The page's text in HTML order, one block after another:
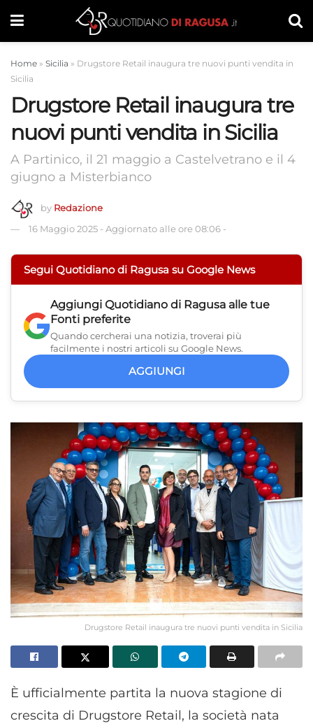
Home » Sicilia » Drugstore Retail inaugura tre nuovi punti vendita in
Sicilia
Drugstore Retail inaugura tre
nuovi punti vendita in Sicilia
A Partinico, il 21 maggio a Castelvetrano e il 4
giugno a Misterbianco
by Redazione
16 Maggio 2025 - Aggiornato alle ore 08:06 -
Segui Quotidiano di Ragusa su Google News
Aggiungi Quotidiano di Ragusa alle tue
Fonti preferite
Quando cercherai una notizia, troverai più
facilmente i nostri articoli su Google News.
AGGIUNGI
Drugstore Retail inaugura tre nuovi punti vendita in Sicilia
È ufficialmente partita la nuova stagione di
crescita di Drugstore Retail, la società nata